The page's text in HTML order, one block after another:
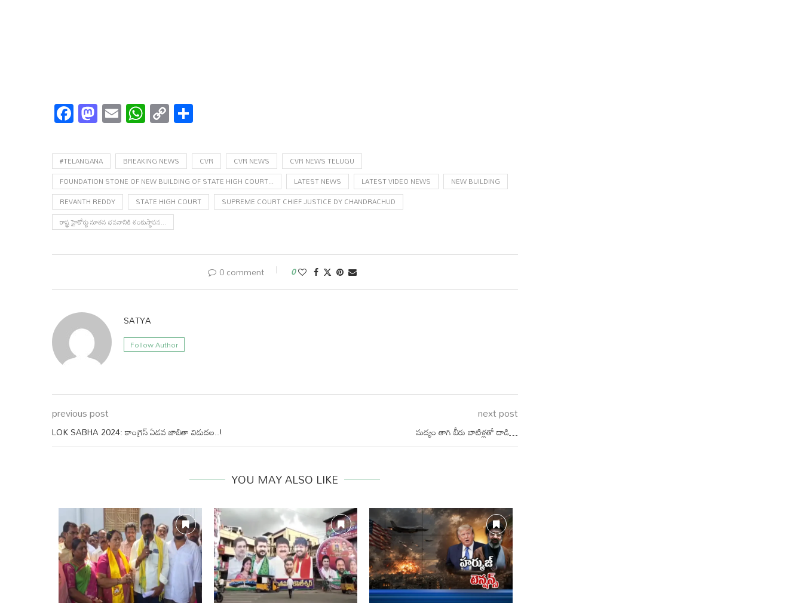
Facebook
Mastodon
EmailWhatsApp
Copy
Link
#TELANGANA BREAKING NEWS CVR CVR NEWS
CVR NEWS TELUGU
FOUNDATION STONE OF NEW BUILDING OF STATE HIGH COURT...
LATEST NEWS LATEST VIDEO NEWS
NEW BUILDING
REVANTH REDDY
STATE HIGH COURT
SUPREME COURT CHIEF JUSTICE DY CHANDRACHUD
రాష్ట్ర హైకోర్టు నూతన భవనానికి శంకుస్థాపన...
0 comment 0
SATYA
Follow Author
previous post
LOK SABHA 2024: కాంగ్రెస్ ఏడవ జాబితా విడుదల..!
next post
మద్యం తాగి బీరు బాటిళ్లతో దాడి…
YOU MAY ALSO LIKE